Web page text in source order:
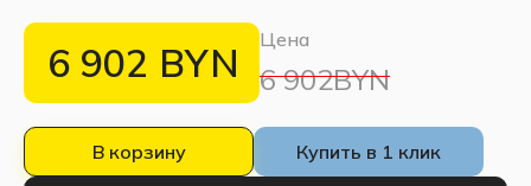
6 902 BYN Цена
6 902BYN
В корзину Купить в 1 клик